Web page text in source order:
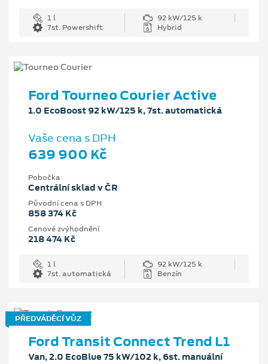
1 l
92 kW/125 k
7st. Powershift
Hybrid
Ford Tourneo Courier Active
1.0 EcoBoost 92 kW/125 k, 7st. automatická
Vaše cena s DPH
639 900 Kč
Pobočka
Centrální sklad v ČR
Původní cena s DPH
858 374 Kč
Cenové zvýhodnění
218 474 Kč
1 l
92 kW/125 k
7st. automatická
Benzín
PŘEDVÁDĚCÍ VŮZ
Ford Transit Connect Trend L1
Van, 2.0 EcoBlue 75 kW/102 k, 6st. manuální